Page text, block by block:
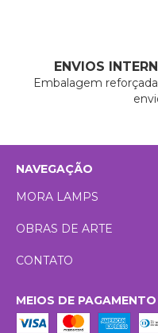
ENVIOS
Embalagem
NAVEGAÇÃO
MORA LAMPS
OBRAS DE ARTE
CONTATO
MEIOS DE PAGAMENTO